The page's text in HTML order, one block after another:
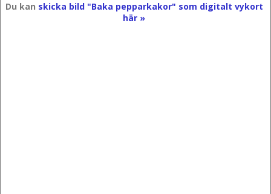
Du kan skicka bild "Baka pepparkakor" som digitalt vykort
här »